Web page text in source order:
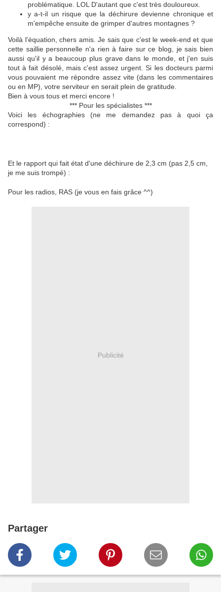
problématique. LOL D'autant que c'est très douloureux.
y a-t-il un risque que la déchirure devienne chronique et
m'empêche ensuite de grimper d'autres montagnes ?
Voilà l'équation, chers amis. Je sais que c'est le week-end et que
cette saillie personnelle n'a rien à faire sur ce blog, je sais bien
aussi qu'il y a beaucoup plus grave dans le monde, et j'en suis
tout à fait désolé, mais c'est assez urgent. Si les docteurs parmi
vous pouvaient me répondre assez vite (dans les commentaires
ou en MP), votre serviteur en serait plein de gratitude.
Bien à vous tous et merci encore !
*** Pour les spécialistes ***
Voici les échographies (ne me demandez pas à quoi ça
correspond) :
Et le rapport qui fait état d'une déchirure de 2,3 cm (pas 2,5 cm,
je me suis trompé) :
Pour les radios, RAS (je vous en fais grâce ^^)
Publicité
Partager